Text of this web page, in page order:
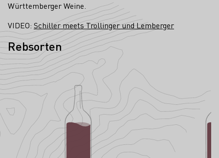
Württemberger Weine.
VIDEO: Schiller meets Trollinger und Lemberger
Rebsorten